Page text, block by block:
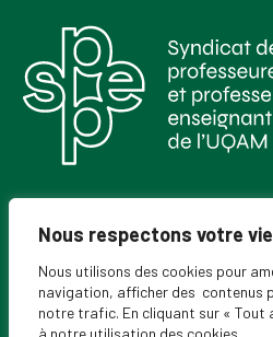
Nous respectons votre
Nous utilisons des cookies pour
navigation, afficher des contenus
notre trafic. En cliquant sur « Tout
à notre utilisation des cookies.